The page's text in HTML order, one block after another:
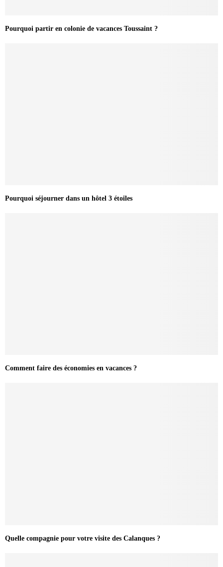
Pourquoi partir en colonie de vacances Toussaint ?
Pourquoi séjourner dans un hôtel 3 étoiles
Comment faire des économies en vacances ?
Quelle compagnie pour votre visite des Calanques ?